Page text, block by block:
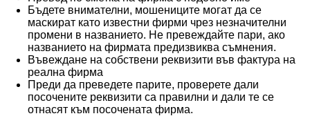
Бъдете внимателни, мошениците могат да се
маскират като известни фирми чрез незначителни
промени в названието. Не превеждайте пари, ако
названието на фирмата предизвиква съмнения.
Въвеждане на собствени реквизити във фактура на
реална фирма
Преди да преведете парите, проверете дали
посочените реквизити са правилни и дали те се
отнасят към посочената фирма.